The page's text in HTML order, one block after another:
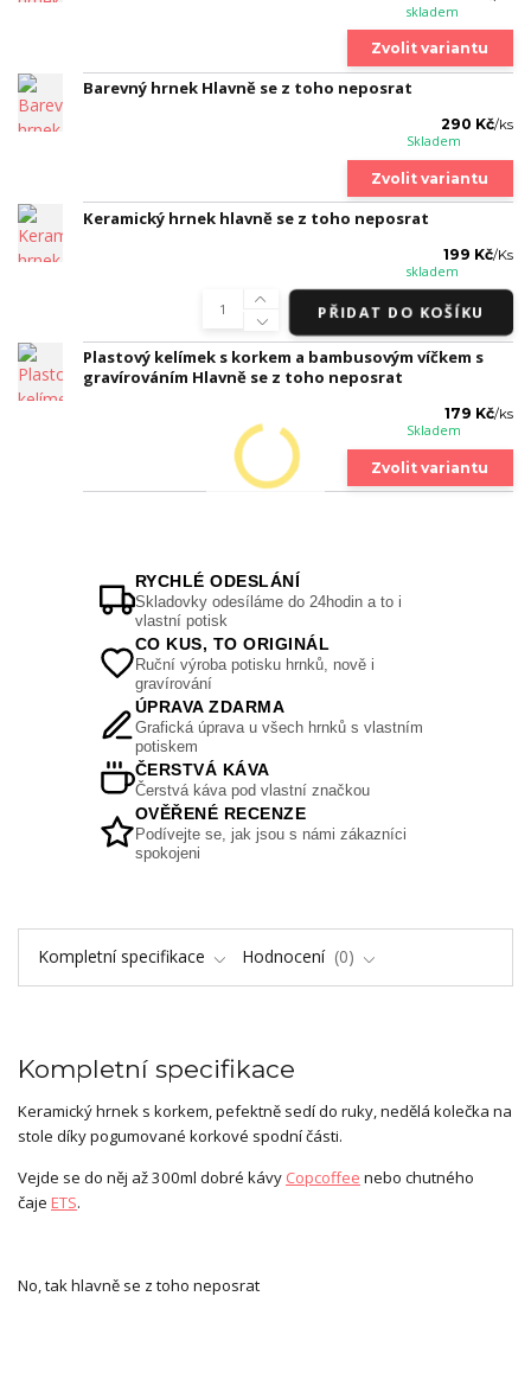
skladem
Zvolit variantu
Barevný hrnek Hlavně se z toho neposrat
290 Kč/ks
Skladem
Zvolit variantu
Keramický hrnek hlavně se z toho neposrat
199 Kč/Ks
skladem
PŘIDAT DO KOŠÍKU
Plastový kelímek s korkem a bambusovým víčkem s
gravírováním Hlavně se z toho neposrat
179 Kč/ks
Skladem
Zvolit variantu
RYCHLÉ ODESLÁNÍ
Skladovky odesíláme do 24hodin a to i
vlastní potisk
CO KUS, TO ORIGINÁL
Ruční výroba potisku hrnků, nově i
gravírování
ÚPRAVA ZDARMA
Grafická úprava u všech hrnků s vlastním
potiskem
ČERSTVÁ KÁVA
Čerstvá káva pod vlastní značkou
OVĚŘENÉ RECENZE
Podívejte se, jak jsou s námi zákazníci
spokojeni
Kompletní specifikace Hodnocení 0
Kompletní specifikace
Keramický hrnek s korkem, pefektně sedí do ruky, nedělá kolečka na
stole díky pogumované korkové spodní části.
Vejde se do něj až 300ml dobré kávy Copcoffee nebo chutného
čaje ETS.
No, tak hlavně se z toho neposrat